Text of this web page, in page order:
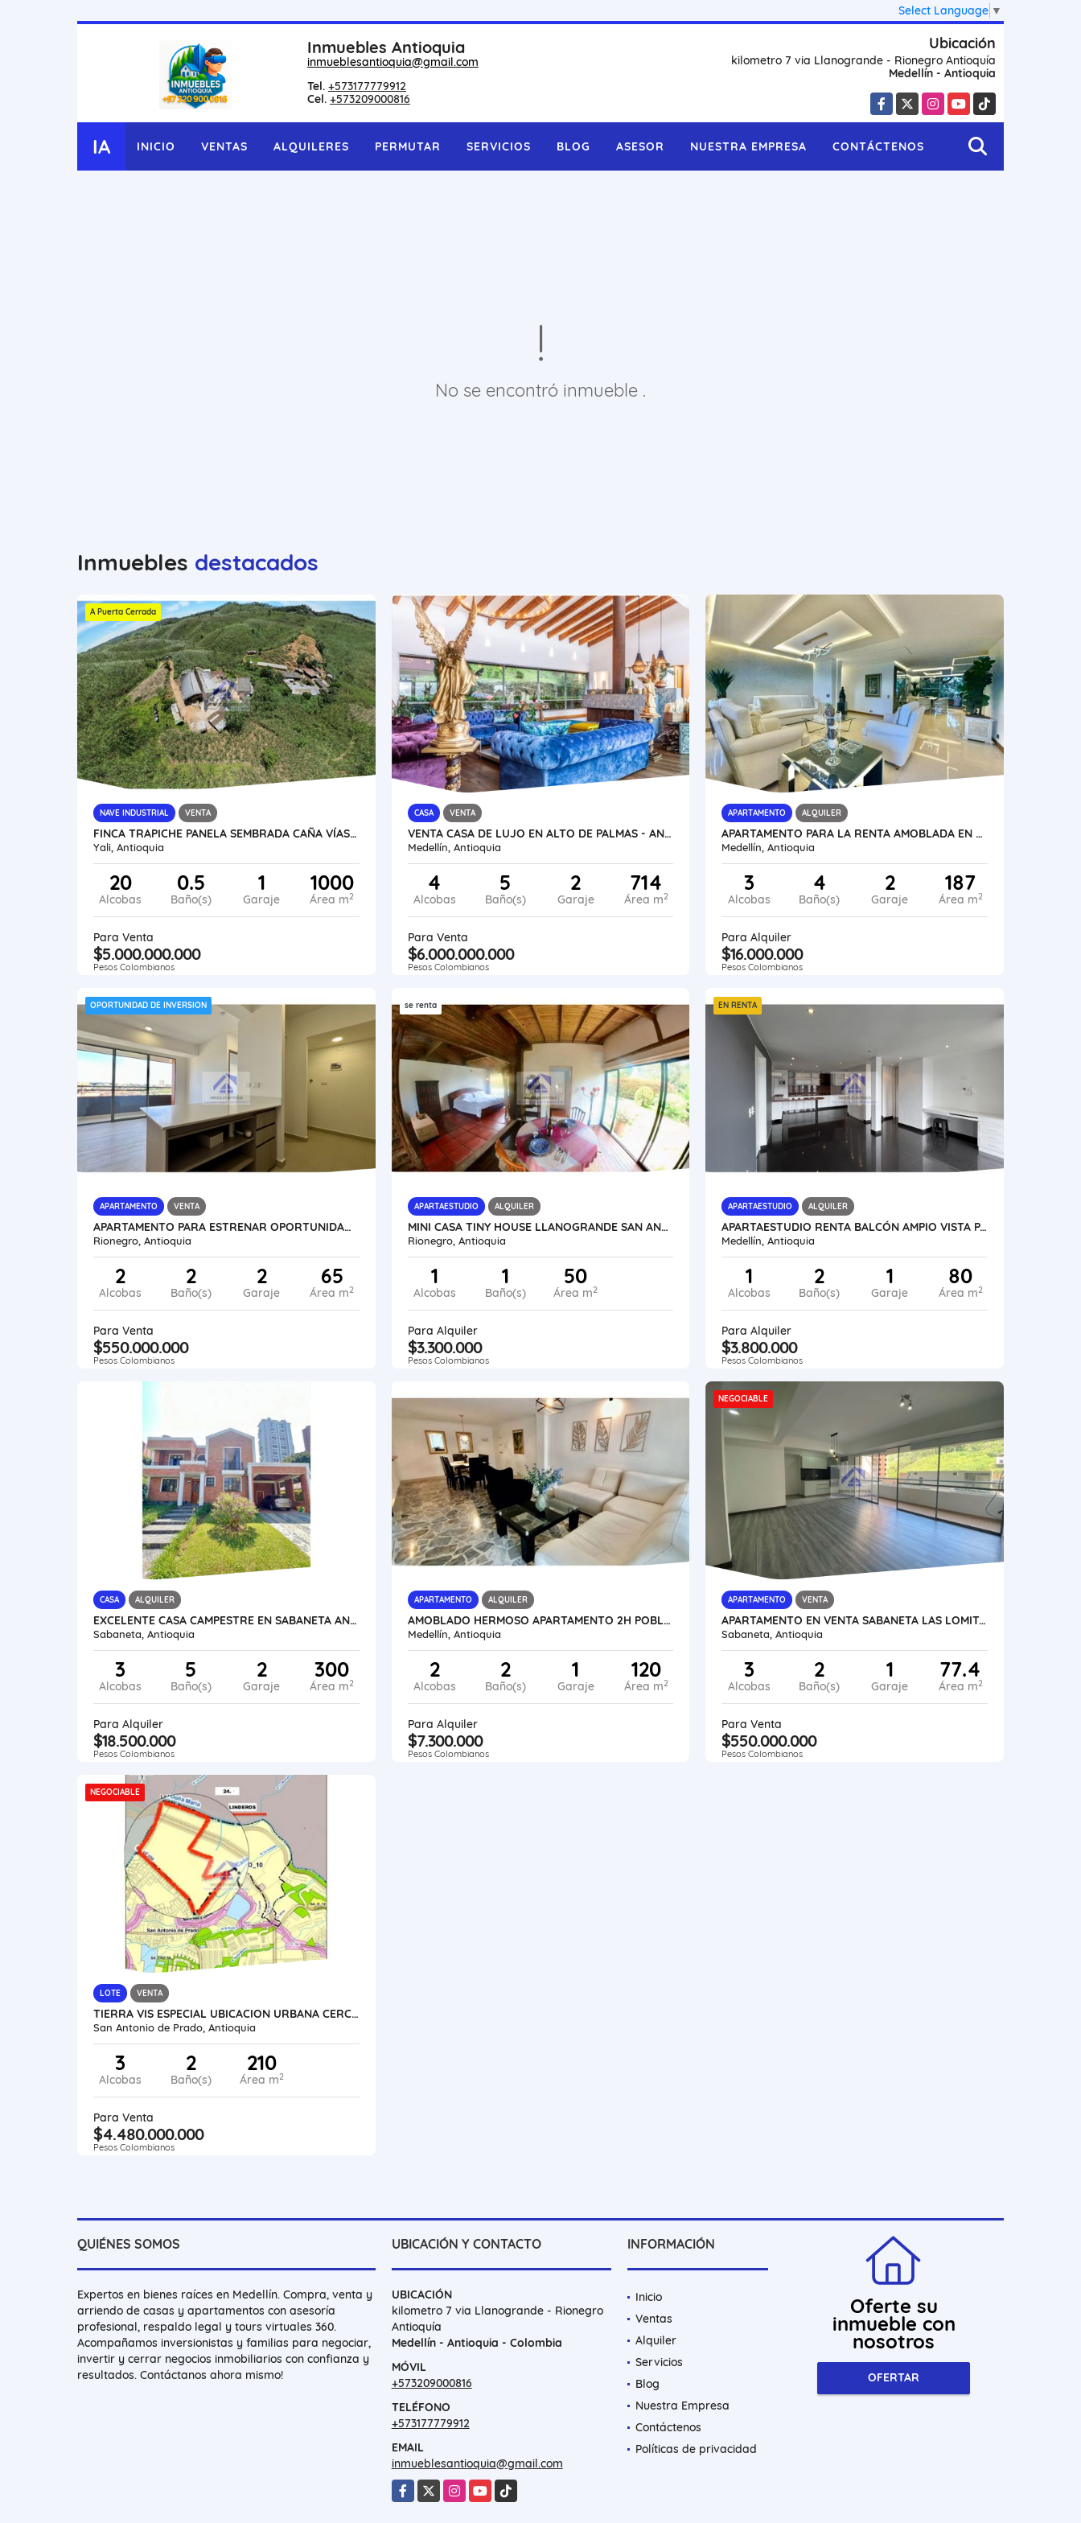
Select Language ▼
Inmuebles Antioquia
inmueblesantioquia@gmail.com
Tel. +573177779912
Cel. +573209000816
Ubicación
kilometro 7 via Llanogrande - Rionegro Antioquía
Medellín - Antioquia
Facebook
X InstagramYouTubeTikTok
IA INICIO VENTAS ALQUILERES PERMUTAR SERVICIOS BLOG ASESOR NUESTRA EMPRESA CONTÁCTENOS
No se encontró inmueble .
Inmuebles destacados
A Puerta Cerrada
NAVE INDUSTRIAL VENTA
FINCA TRAPICHE PANELA SEMBRADA CAÑA VÍAS AGUAS UBICACIÓN TRADICION
Yali, Antioquia
20
Alcobas
0.5
Baño(s)
1
Garaje
1000
Área m2
Para Venta
$5.000.000.000
Pesos Colombianos
CASA VENTA
VENTA CASA DE LUJO EN ALTO DE PALMAS - ANTIOQUIA
Medellín, Antioquia
4
Alcobas
5
Baño(s)
2
Garaje
714
Área m2
Para Venta
$6.000.000.000
Pesos Colombianos
APARTAMENTO ALQUILER
APARTAMENTO PARA LA RENTA AMOBLADA EN EL POBLADO, LOMA DE LOS GONZALEZ
Medellín, Antioquia
3
Alcobas
4
Baño(s)
2
Garaje
187
Área m2
Para Alquiler
$16.000.000
Pesos Colombianos
OPORTUNIDAD DE INVERSION
APARTAMENTO VENTA
APARTAMENTO PARA ESTRENAR OPORTUNIDAD DE INVERSIÓN SECTOR EXCLUSIVO
Rionegro, Antioquia
2
Alcobas
2
Baño(s)
2
Garaje
65
Área m2
Para Venta
$550.000.000
Pesos Colombianos
se renta
APARTAESTUDIO ALQUILER
MINI CASA TINY HOUSE LLANOGRANDE SAN ANTONIO POR MESES O APARTAESTUDIO
Rionegro, Antioquia
1
Alcobas
1
Baño(s)
50
Área m2
Para Alquiler
$3.300.000
Pesos Colombianos
EN RENTA
APARTAESTUDIO ALQUILER
APARTAESTUDIO RENTA BALCÓN AMPIO VISTA PARQUEADERO LOS BALSOS
Medellín, Antioquia
1
Alcobas
2
Baño(s)
1
Garaje
80
Área m2
Para Alquiler
$3.800.000
Pesos Colombianos
CASA ALQUILER
EXCELENTE CASA CAMPESTRE EN SABANETA ANTIOQUIA
Sabaneta, Antioquia
3
Alcobas
5
Baño(s)
2
Garaje
300
Área m2
Para Alquiler
$18.500.000
Pesos Colombianos
APARTAMENTO ALQUILER
AMOBLADO HERMOSO APARTAMENTO 2H POBLADO - MEDELLÍN
Medellín, Antioquia
2
Alcobas
2
Baño(s)
1
Garaje
120
Área m2
Para Alquiler
$7.300.000
Pesos Colombianos
NEGOCIABLE
APARTAMENTO VENTA
APARTAMENTO EN VENTA SABANETA LAS LOMITAS UNIDAD COMPLETA MEDELLÍN
Sabaneta, Antioquia
3
Alcobas
2
Baño(s)
1
Garaje
77.4
Área m2
Para Venta
$550.000.000
Pesos Colombianos
NEGOCIABLE
LOTE VENTA
TIERRA VIS ESPECIAL UBICACION URBANA CERCA PARQUE SAN ANTONIO DE PRADO
San Antonio de Prado, Antioquia
3
Alcobas
2
Baño(s)
210
Área m2
Para Venta
$4.480.000.000
Pesos Colombianos
QUIÉNES SOMOS
Expertos en bienes raíces en Medellín. Compra, venta y
arriendo de casas y apartamentos con asesoría
profesional, respaldo legal y tours virtuales 360.
Acompañamos inversionistas y familias para negociar,
invertir y cerrar negocios inmobiliarios con confianza y
resultados. Contáctanos ahora mismo!
UBICACIÓN Y CONTACTO
UBICACIÓN
kilometro 7 via Llanogrande - Rionegro
Antioquía
Medellín - Antioquia - Colombia
MÓVIL
+573209000816
TELÉFONO
+573177779912
EMAIL
inmueblesantioquia@gmail.com
Facebook
X InstagramYouTubeTikTok
INFORMACIÓN
Inicio
Ventas
Alquiler
Servicios
Blog
Nuestra Empresa
Contáctenos
Políticas de privacidad
Oferte su
inmueble con
nosotros
OFERTAR